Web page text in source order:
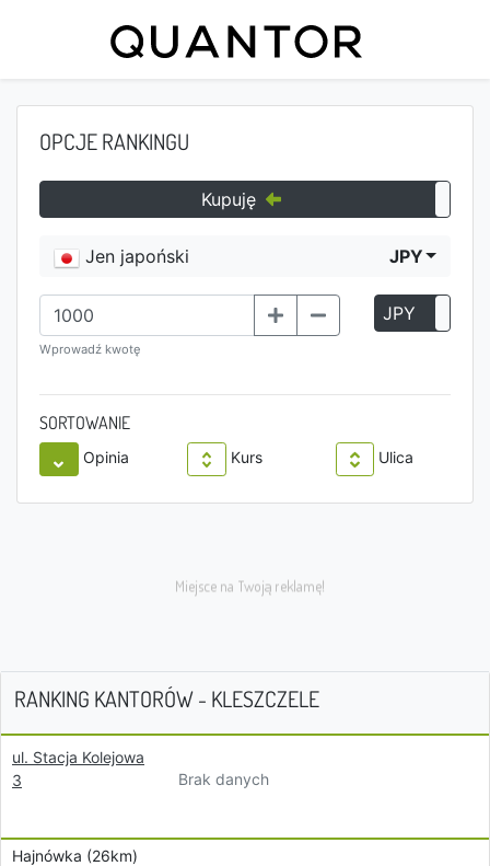
OPCJE RANKINGU
Kupuję
Jen japoński JPY
Wprowadź kwotę
JPY
SORTOWANIE
Opinia Kurs Ulica
RANKING KANTORÓW - KLESZCZELE
ul. Stacja Kolejowa
3
Brak danych
Hajnówka (26km)